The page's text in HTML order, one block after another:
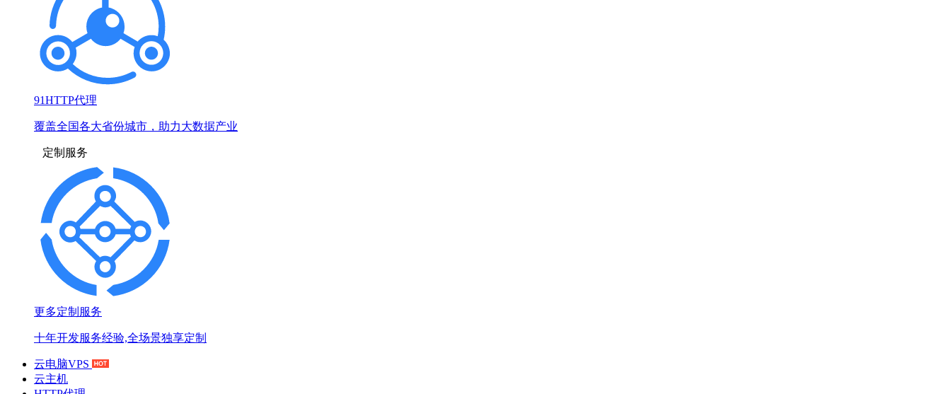
91HTTP代理
覆盖全国各大省份城市，助力大数据产业
定制服务
更多定制服务
十年开发服务经验,全场景独享定制
云电脑VPS
云主机